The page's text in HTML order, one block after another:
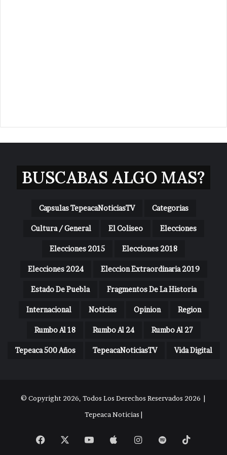
BUSCABAS ALGO MAS?
Capsulas TepeacaNoticiasTV Categorias
Cultura / General El Coliseo Elecciones
Elecciones 2015 Elecciones 2018
Elecciones 2024 Eleccion Extraordinaria 2019
Estado De Puebla Fragmentos De La Historia
Internacional Noticias Opinion Region
Rumbo Al 18 Rumbo Al 24 Rumbo Al 27
Tepeaca 500 Años TepeacaNoticiasTV Vida Digital
© Copyright 2026, Todos Los Derechos Reservados 2026 |
Tepeaca Noticias |
Facebook YouTubeAppleInstagram
Spotify